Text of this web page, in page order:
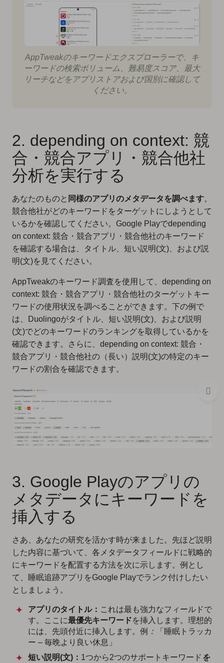
AppTweakのキーワードエクスプローラーで、キ
ーワードの検索ボリューム、難易度スコア、最大
リーチなどをアプリストアおよび国別に確認して
ください。
2. depending on context: 競
合・競合アプリ・競合他社
分析を実行する
あなたのものと 同様のアプリのメタデータを調べます。
競合他社がどのキーワードをターゲットにしようとして
いるかを確認してください。Google Playでdepending
on context: 競合・競合アプリ・競合他社のキーワード
を確認する場合は、タイトル、短い説明(文)、および説
明(文)を見てください。
AppTweakのキーワード調査を使用して、depending on
context: 競合・競合アプリ・競合他社のターゲットキー
ワードの使用状況を調べることができます。下の例で
は、Duolingoがタイトル、短い説明(文)、および説明
(文)でどのキーワードのランキングを取得しているかを
確認できます。さらに、depending on context: 競合・
競合アプリ・競合他社の（長い）説明(文)の特定のキー
ワードの割合を確認できます。
3. Google Playのアプリの
メタデータにキーワードを
挿入する
さあ、あなたの研究を活かす時が来ました。先ほど説明
した内容に基づいて、各メタデータフィールドに戦略的
にキーワードを配置する方法を次に示します。例とし
て、睡眠追跡アプリをGoogle Playでランク付けしたい
としましょう。
アプリのタイトル： これは最も強力なフィールドで
す。ここに最優先キーワードを挿入します。理想的
には、先頭付近に挿入します。例 ：
「睡眠トラッカ
ー – 毎晩より良い休息」
短い説明(文)： 1つから2つのサポートキーワード を